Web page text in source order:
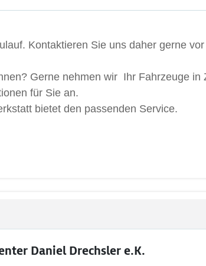
Kontaktieren Sie uns daher gerne
Gerne nehmen wir Ihr Fahrzeuge in
für Sie an.
bietet den passenden Service.
Daniel Drechsler e.K.